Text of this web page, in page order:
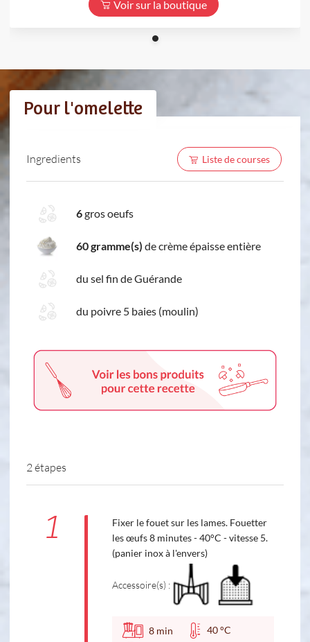
Voir sur la boutique
Pour l'omelette
Ingredients Liste de courses
6gros oeufs
60 gramme(s) de crème épaisse entière
du sel fin de Guérande
du poivre 5 baies (moulin)
2 étapes
1
Fixer le fouet sur les lames. Fouetter
les œufs 8 minutes - 40°C - vitesse 5.
(panier inox à l'envers)
Accessoire(s) :
8 min
40 °C